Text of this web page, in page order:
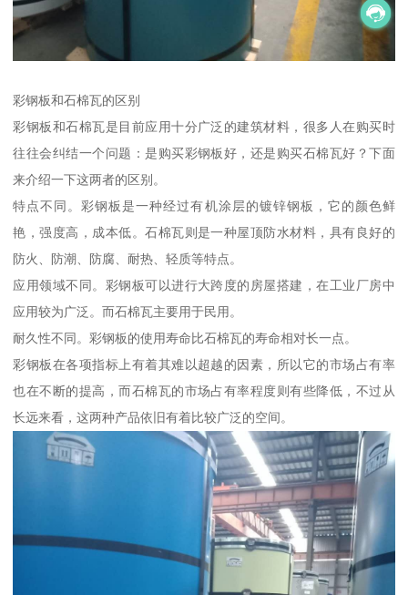
彩钢板和石棉瓦的区别
彩钢板和石棉瓦是目前应用十分广泛的建筑材料，很多人在购买时
往往会纠结一个问题：是购买彩钢板好，还是购买石棉瓦好？下面
来介绍一下这两者的区别。
特点不同。彩钢板是一种经过有机涂层的镀锌钢板，它的颜色鲜
艳，强度高，成本低。石棉瓦则是一种屋顶防水材料，具有良好的
防火、防潮、防腐、耐热、轻质等特点。
应用领域不同。彩钢板可以进行大跨度的房屋搭建，在工业厂房中
应用较为广泛。而石棉瓦主要用于民用。
耐久性不同。彩钢板的使用寿命比石棉瓦的寿命相对长一点。
彩钢板在各项指标上有着其难以超越的因素，所以它的市场占有率
也在不断的提高，而石棉瓦的市场占有率程度则有些降低，不过从
长远来看，这两种产品依旧有着比较广泛的空间。